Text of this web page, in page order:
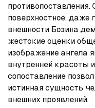
противопоставления.
поверхностное, даже
внешности Бозина
жестокие оценки
изображение ангела
внутренней красоты
сопоставление
истинная сущность
внешних проявлений.